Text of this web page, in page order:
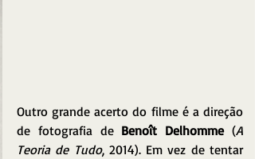
Outro grande acerto do filme é a direção
de fotografia de Benoît Delhomme (A
Teoria de Tudo, 2014). Em vez de tentar